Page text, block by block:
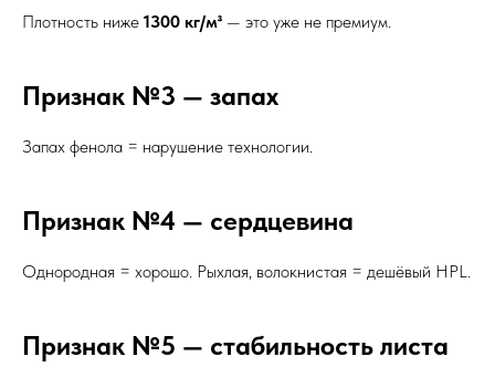
Плотность ниже 1300 кг/м³ — это уже не премиум.
Признак №3 — запах
Запах фенола = нарушение технологии.
Признак №4 — сердцевина
Однородная = хорошо. Рыхлая, волокнистая = дешёвый HPL.
Признак №5 — стабильность листа